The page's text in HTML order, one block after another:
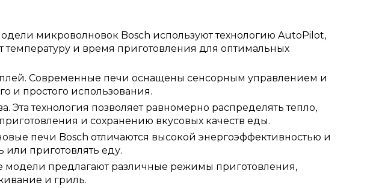
микроволновок Bosch используют технологию AutoPilot,
температуру и время приготовления для оптимальных
Современные печи оснащены сенсорным управлением и
и простого использования.
Эта технология позволяет равномерно распределять тепло,
и сохранению вкусовых качеств еды.
печи Bosch отличаются высокой энергоэффективностью и
или приготовлять еду.
модели предлагают различные режимы приготовления,
и гриль.